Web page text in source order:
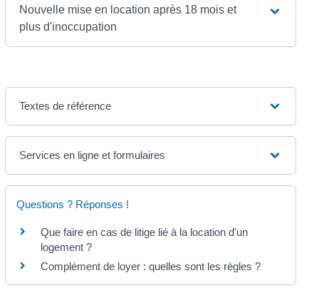
Nouvelle mise en location après 18 mois et
plus d'inoccupation
Textes de référence
Services en ligne et formulaires
Questions ? Réponses !
Que faire en cas de litige lié à la location d'un
logement ?
Complément de loyer : quelles sont les règles ?